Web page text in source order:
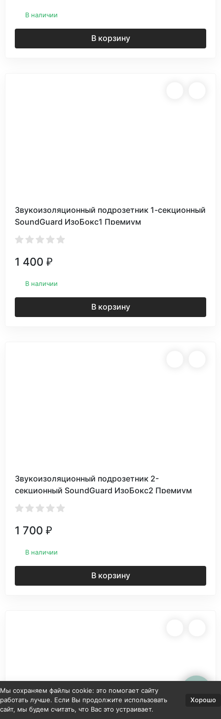
В наличии
В корзину
Звукоизоляционный подрозетник 1-секционный
SoundGuard ИзоБокс1 Премиум
1 400 ₽
В наличии
В корзину
Звукоизоляционный подрозетник 2-
секционный SoundGuard ИзоБокс2 Премиум
1 700 ₽
В наличии
В корзину
Мы сохраняем файлы cookie: это помогает сайту
работать лучше. Если Вы продолжите использовать
сайт, мы будем считать, что Вас это устраивает.
Хорошо